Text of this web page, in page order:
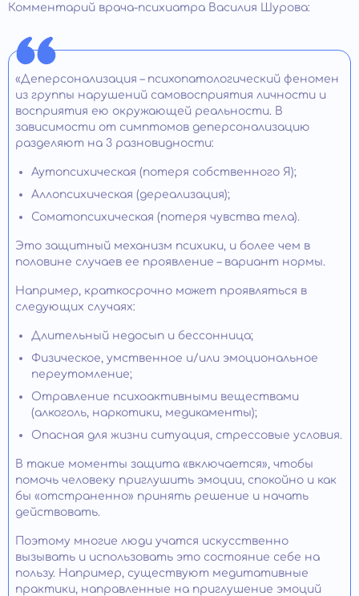
Комментарий врача-психиатра Василия Шурова:
«Деперсонализация – психопатологический феномен
из группы нарушений самовосприятия личности и
восприятия ею окружающей реальности. В
зависимости от симптомов деперсонализацию
разделяют на 3 разновидности:
Аутопсихическая (потеря собственного Я);
Аллопсихическая (дереализация);
Соматопсихическая (потеря чувства тела).
Это защитный механизм психики, и более чем в
половине случаев ее проявление – вариант нормы.
Например, краткосрочно может проявляться в
следующих случаях:
Длительный недосып и бессонница;
Физическое, умственное и/или эмоциональное
переутомление;
Отравление психоактивными веществами
(алкоголь, наркотики, медикаменты);
Опасная для жизни ситуация, стрессовые условия.
В такие моменты защита «включается», чтобы
помочь человеку приглушить эмоции, спокойно и как
бы «отстраненно» принять решение и начать
действовать.
Поэтому многие люди учатся искусственно
вызывать и использовать это состояние себе на
пользу. Например, существуют медитативные
практики, направленные на приглушение эмоций